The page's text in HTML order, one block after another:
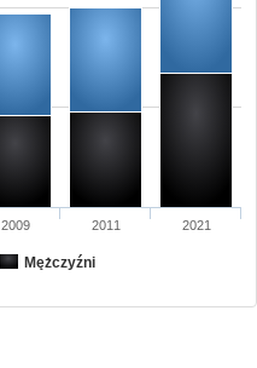
Mężczyźni
2009 2011 2021